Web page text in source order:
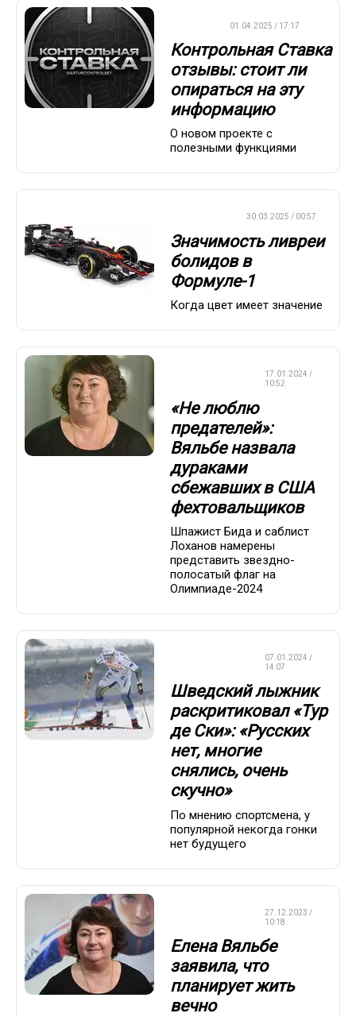
01.04.2025 / 17:17
Контрольная Ставка
отзывы: стоит ли
опираться на эту
информацию
О новом проекте с
полезными функциями
30.03.2025 / 00:57
Значимость ливреи
болидов в
Формуле-1
Когда цвет имеет значение
17.01.2024 /
10:52
«Не люблю
предателей»:
Вяльбе назвала
дураками
сбежавших в США
фехтовальщиков
Шпажист Бида и саблист
Лоханов намерены
представить звездно-
полосатый флаг на
Олимпиаде-2024
07.01.2024 /
14:07
Шведский лыжник
раскритиковал «Тур
де Ски»: «Русских
нет, многие
снялись, очень
скучно»
По мнению спортсмена, у
популярной некогда гонки
нет будущего
27.12.2023 /
10:18
Елена Вяльбе
заявила, что
планирует жить
вечно